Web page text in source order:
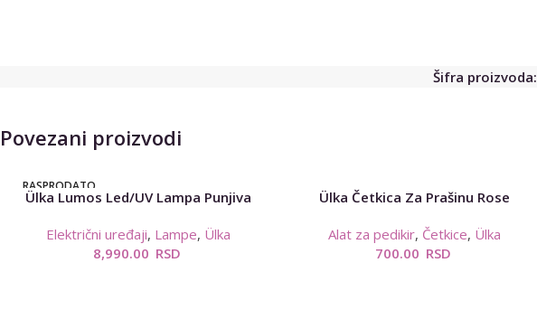
Šifra proizvoda:
Povezani proizvodi
RASPRODATO
Ülka Lumos Led/UV Lampa Punjiva
Električni uređaji, Lampe, Ülka
8,990.00 RSD
Ülka Četkica Za Prašinu Rose
Alat za pedikir, Četkice, Ülka
700.00 RSD